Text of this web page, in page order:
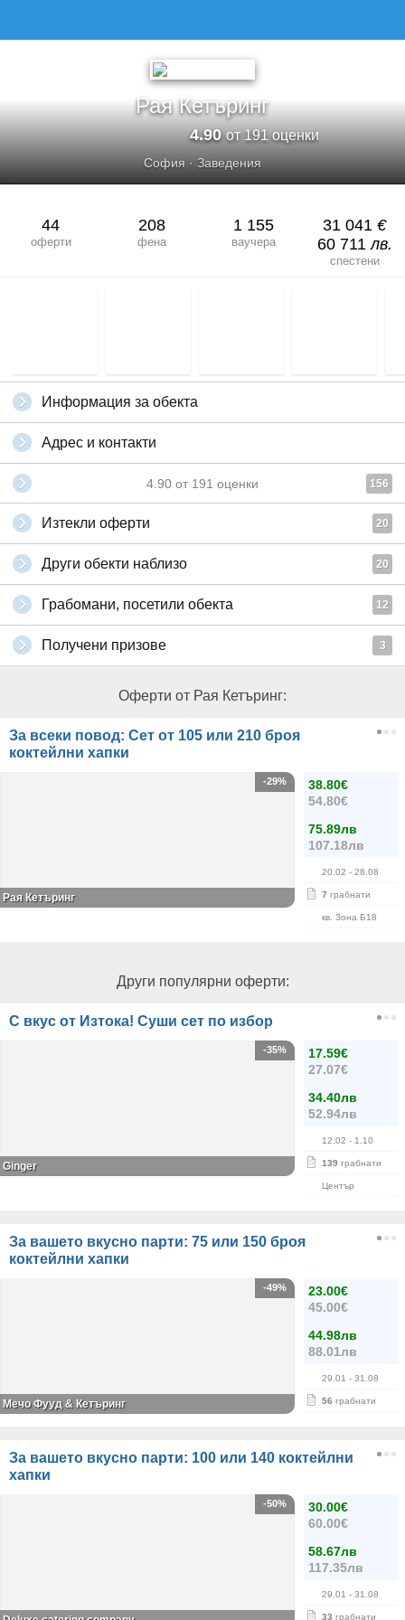
Рая Кетъринг
4.90от 191 оценки
София · Заведения
44
оферти
208
фена
1 155
ваучера
31 041 €
60 711лв.
спестени
Информация за обекта
Адрес и контакти
4.90 от 191 оценки 156
Изтекли оферти 20
Други обекти наблизо 20
Грабомани, посетили обекта 12
Получени призове 3
Оферти от Рая Кетъринг:
За всеки повод: Сет от 105 или 210 броя
коктейлни хапки
38.80€
54.80€
75.89лв
107.18лв
20.02 - 28.08
7 грабнати
кв. Зона Б18
-29%
Рая Кетъринг
Други популярни оферти:
С вкус от Изтока! Суши сет по избор
17.59€
27.07€
34.40лв
52.94лв
12.02 - 1.10
139 грабнати
Център
-35%
Ginger
За вашето вкусно парти: 75 или 150 броя
коктейлни хапки
23.00€
45.00€
44.98лв
88.01лв
29.01 - 31.08
56 грабнати
-49%
Мечо Фууд & Кетъринг
За вашето вкусно парти: 100 или 140 коктейлни
хапки
30.00€
60.00€
58.67лв
117.35лв
29.01 - 31.08
33 грабнати
-50%